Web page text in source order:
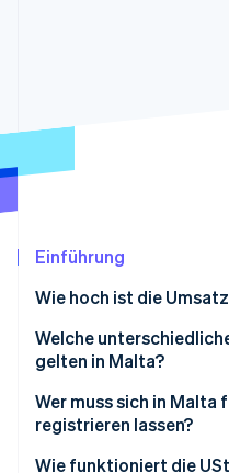
Einführung
Wie hoch ist die
Welche
gelten in Malta?
Wer muss sich in Malta
registrieren lassen?
Wie funktioniert die